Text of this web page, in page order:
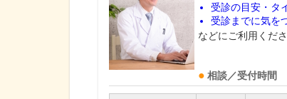
受診の目安・タ
受診までに気を
などにご利用くだ
相談／受付時間